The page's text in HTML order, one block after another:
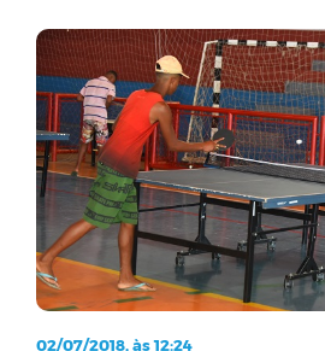
02/07/2018, às 12:24